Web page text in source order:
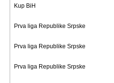
Kup BiH
Prva liga Republike Srpske
Prva liga Republike Srpske
Prva liga Republike Srpske